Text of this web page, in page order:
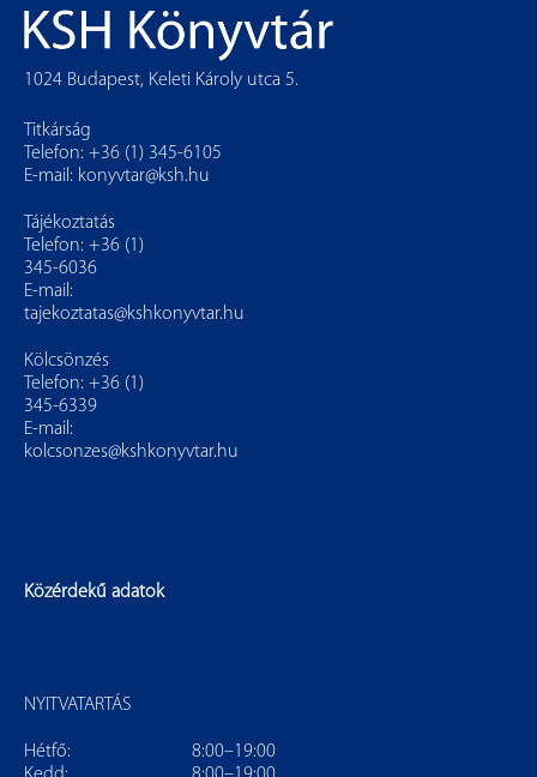
1024 Budapest, Keleti Károly utca 5.
Titkárság
Telefon: +36 (1) 345-6105
E-mail: konyvtar@ksh.hu
Tájékoztatás
Telefon: +36 (1)
345-6036
E-mail:
tajekoztatas@kshkonyvtar.hu
Kölcsönzés
Telefon: +36 (1)
345-6339
E-mail:
kolcsonzes@kshkonyvtar.hu
Közérdekű adatok
NYITVATARTÁS
Hétfő:
8:00–19:00